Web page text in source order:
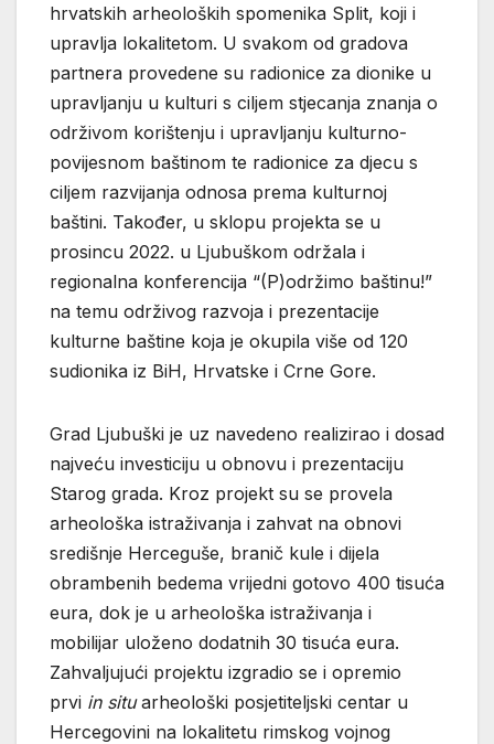
hrvatskih arheoloških spomenika Split, koji i
upravlja lokalitetom. U svakom od gradova
partnera provedene su radionice za dionike u
upravljanju u kulturi s ciljem stjecanja znanja o
održivom korištenju i upravljanju kulturno-
povijesnom baštinom te radionice za djecu s
ciljem razvijanja odnosa prema kulturnoj
baštini. Također, u sklopu projekta se u
prosincu 2022. u Ljubuškom održala i
regionalna konferencija “(P)održimo baštinu!”
na temu održivog razvoja i prezentacije
kulturne baštine koja je okupila više od 120
sudionika iz BiH, Hrvatske i Crne Gore.
Grad Ljubuški je uz navedeno realizirao i dosad
najveću investiciju u obnovu i prezentaciju
Starog grada. Kroz projekt su se provela
arheološka istraživanja i zahvat na obnovi
središnje Herceguše, branič kule i dijela
obrambenih bedema vrijedni gotovo 400 tisuća
eura, dok je u arheološka istraživanja i
mobilijar uloženo dodatnih 30 tisuća eura.
Zahvaljujući projektu izgradio se i opremio
prvi in situarheološki posjetiteljski centar u
Hercegovini na lokalitetu rimskog vojnog